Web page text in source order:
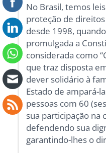
No Brasil, temos
proteção de
desde 1998,
promulgada a
considerada como
que traz disposta
dever solidário à
Estado de ampará-
pessoas com 60
sua participação na
defendendo sua
garantindo-lhes o